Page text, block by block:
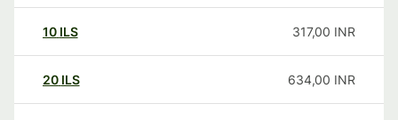
10 ILS 317,00 INR
20 ILS 634,00 INR